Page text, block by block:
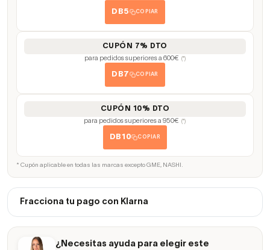
DB5 COPIAR
CUPÓN 7% DTO
para pedidos superiores a 600€ (*)
DB7 COPIAR
CUPÓN 10% DTO
para pedidos superiores a 950€ (*)
DB10 COPIAR
* Cupón aplicable en todas las marcas excepto GME, NASHI.
Fracciona tu pago con Klarna
¿Necesitas ayuda para elegir este